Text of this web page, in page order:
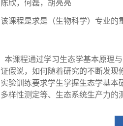
陈欣，何磊，胡亮亮
该课程是求是（生物科学）专业的
本课程通过学习生态学基本原理
证假说，如何随着研究的不断发现
实验训练要求学生掌握生态学基本
多样性测定等、生态系统生产力的